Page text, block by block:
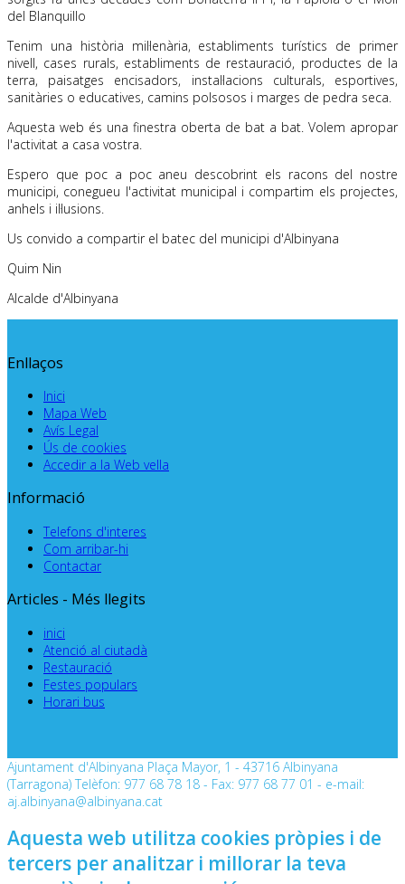
del Blanquillo
Tenim una història mil·lenària, establiments turístics de primer
nivell, cases rurals, establiments de restauració, productes de la
terra, paisatges encisadors, instal·lacions culturals, esportives,
sanitàries o educatives, camins polsosos i marges de pedra seca.
Aquesta web és una finestra oberta de bat a bat. Volem apropar
l'activitat a casa vostra.
Espero que poc a poc aneu descobrint els racons del nostre
municipi, conegueu l'activitat municipal i compartim els projectes,
anhels i il·lusions.
Us convido a compartir el batec del municipi d'Albinyana
Quim Nin
Alcalde d'Albinyana
Enllaços
Inici
Mapa Web
Avís Legal
Ús de cookies
Accedir a la Web vella
Informació
Telefons d'interes
Com arribar-hi
Contactar
Articles - Més llegits
inici
Atenció al ciutadà
Restauració
Festes populars
Horari bus
Ajuntament d'Albinyana Plaça Mayor, 1 - 43716 Albinyana
(Tarragona) Telèfon: 977 68 78 18 - Fax: 977 68 77 01 - e-mail:
aj.albinyana@albinyana.cat
Aquesta web utilitza cookies pròpies i de
tercers per analitzar i millorar la teva